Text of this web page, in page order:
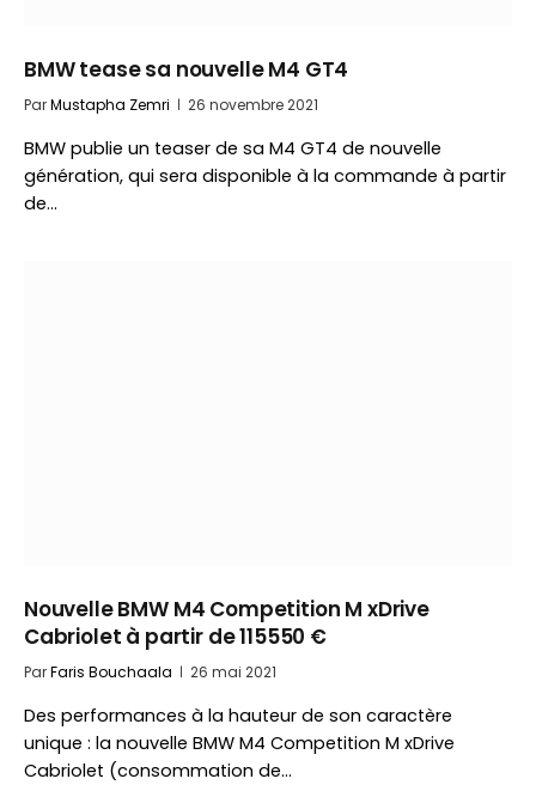
BMW tease sa nouvelle M4 GT4
ParMustapha Zemri 26 novembre 2021
BMW publie un teaser de sa M4 GT4 de nouvelle
génération, qui sera disponible à la commande à partir
de…
Nouvelle BMW M4 Competition M xDrive
Cabriolet à partir de 115550 €
ParFaris Bouchaala 26 mai 2021
Des performances à la hauteur de son caractère
unique : la nouvelle BMW M4 Competition M xDrive
Cabriolet (consommation de…